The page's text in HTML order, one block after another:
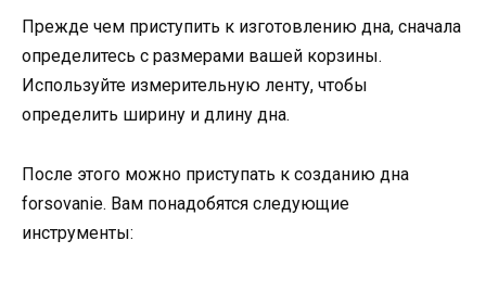
Прежде чем приступить к изготовлению дна, сначала
определитесь с размерами вашей корзины.
Используйте измерительную ленту, чтобы
определить ширину и длину дна.
После этого можно приступать к созданию дна
forsovanie. Вам понадобятся следующие
инструменты: